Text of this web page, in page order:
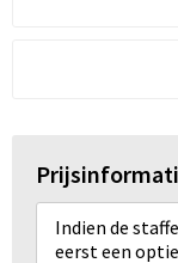
Indien de
eerst een